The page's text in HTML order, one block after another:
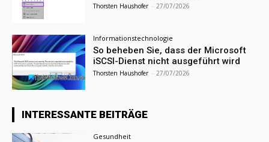
Thorsten Haushofer - 27/07/2026
Informationstechnologie
So beheben Sie, dass der Microsoft
iSCSI-Dienst nicht ausgeführt wird
Thorsten Haushofer - 27/07/2026
INTERESSANTE BEITRÄGE
Gesundheit